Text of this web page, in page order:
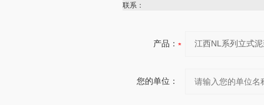
联系：
产品：
您的单位：